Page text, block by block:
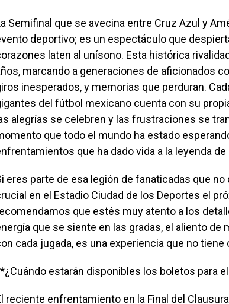
Semifinal que se avecina entre Cruz Azul y
deportivo; es un espectáculo que
laten al unísono. Esta histórica
marcando a generaciones de aficionados
inesperados, y memorias que perduran.
del fútbol mexicano cuenta con su
alegrías se celebren y las frustraciones se
que todo el mundo ha estado
que ha dado vida a la leyenda
eres parte de esa legión de fanaticadas que
en el Estadio Ciudad de los Deportes el
que estés muy atento a los
que se siente en las gradas, el aliento de
cada jugada, es una experiencia que no tiene
estarán disponibles los boletos para
reciente enfrentamiento en la Final del